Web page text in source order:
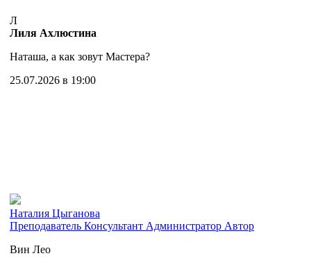
Л
Лиля Ахлюстина
Наташа, а как зовут Мастера?
25.07.2026 в 19:00
Наталия Цыганова
Преподаватель Консультант Администратор Автор
Вин Лео